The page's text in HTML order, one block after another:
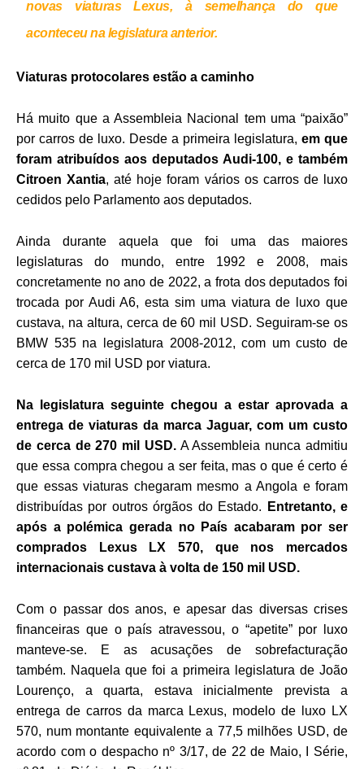
novas viaturas Lexus, à semelhança do que
aconteceu na legislatura anterior.
Viaturas protocolares estão a caminho
Há muito que a Assembleia Nacional tem uma “paixão”
por carros de luxo. Desde a primeira legislatura, em que
foram atribuídos aos deputados Audi-100, e também
Citroen Xantia, até hoje foram vários os carros de luxo
cedidos pelo Parlamento aos deputados.
Ainda durante aquela que foi uma das maiores
legislaturas do mundo, entre 1992 e 2008, mais
concretamente no ano de 2022, a frota dos deputados foi
trocada por Audi A6, esta sim uma viatura de luxo que
custava, na altura, cerca de 60 mil USD. Seguiram-se os
BMW 535 na legislatura 2008-2012, com um custo de
cerca de 170 mil USD por viatura.
Na legislatura seguinte chegou a estar aprovada a
entrega de viaturas da marca Jaguar, com um custo
de cerca de 270 mil USD.A Assembleia nunca admitiu
que essa compra chegou a ser feita, mas o que é certo é
que essas viaturas chegaram mesmo a Angola e foram
distribuídas por outros órgãos do Estado.
Entretanto, e
após a polémica gerada no País acabaram por ser
comprados Lexus LX 570, que nos mercados
internacionais custava à volta de 150 mil USD.
Com o passar dos anos, e apesar das diversas crises
financeiras que o país atravessou, o “apetite” por luxo
manteve-se. E as acusações de sobrefacturação
também. Naquela que foi a primeira legislatura de João
Lourenço, a quarta, estava inicialmente prevista a
entrega de carros da marca Lexus, modelo de luxo LX
570, num montante equivalente a 77,5 milhões USD, de
acordo com o despacho nº 3/17, de 22 de Maio, I Série,